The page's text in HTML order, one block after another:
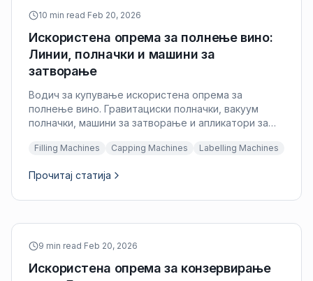
10 min read·Feb 20, 2026
Искористена опрема за полнење вино:
Линии, полначки и машини за
затворање
Водич за купување искористена опрема за
полнење вино. Гравитациски полначки, вакуум
полначки, машини за затворање и апликатори за
Filling Machines Capping Machines Labelling Machines
Прочитај статија
9 min read·Feb 20, 2026
Искористена опрема за конзервирање